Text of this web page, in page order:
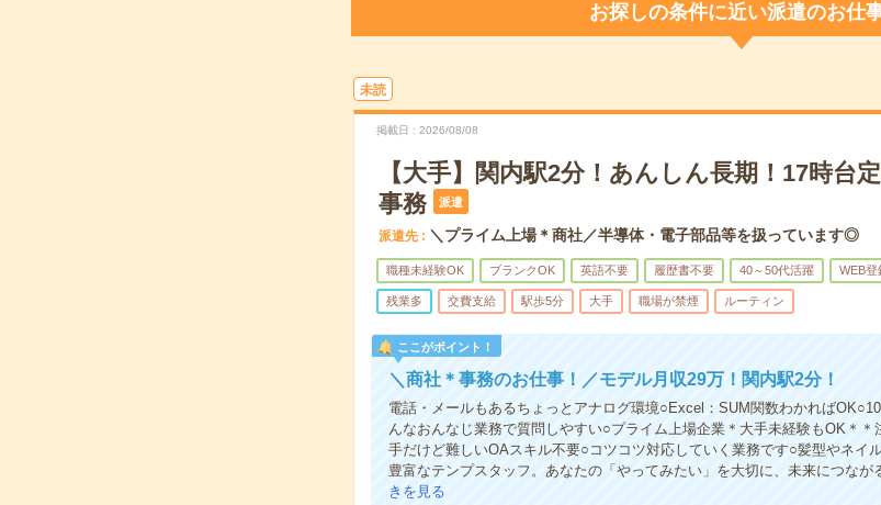
お探しの条件に近い派遣のお仕
未読
掲載日 2026/08/08
【大手】関内駅2分！あんしん長期！17時台
事務
派遣
派遣先 ＼プライム上場＊商社／半導体・電子部品等を扱っています◎
職種未経験OK ブランクOK 英語不要 履歴書不要 40～50代活躍 WEB登
残業多 交費支給 駅歩5分 大手 職場が禁煙 ルーティン
ここがポイント！
＼商社＊事務のお仕事！／モデル月収29万！関内駅2分！
電話・メールもあるちょっとアナログ環境○Excel：SUM関数わかれば
んなおんなじ業務で質問しやすい○プライム上場企業＊大手未経験もOK＊
手だけど難しいOAスキル不要○コツコツ対応していく業務です○髪型やネイ
豊富なテンプスタッフ。あなたの「やってみたい」を大切に、未来につな
きを見る